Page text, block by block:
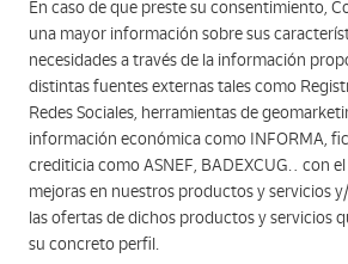
En caso de que preste su consentimiento,
una mayor información sobre sus
necesidades a través de la información
distintas fuentes externas tales como
Redes Sociales, herramientas de
información económica como INFORMA,
crediticia como ASNEF, BADEXCUG… con
mejoras en nuestros productos y servicios
las ofertas de dichos productos y servicios
su concreto perfil.